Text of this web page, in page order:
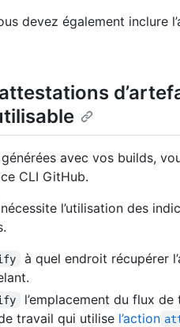
devez également inclure
avec vos builds,
CLI GitHub.
nécessite l’utilisation des
à quel endroit récupérer
l’emplacement du flux
travail qui utilise l’action